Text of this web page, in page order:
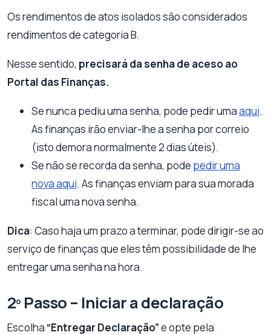
Os rendimentos de atos isolados são considerados
rendimentos de categoria B.
Nesse sentido, precisará da senha de aceso ao
Portal das Finanças.
Se nunca pediu uma senha, pode pedir umaaqui.
As finanças irão enviar-lhe a senha por correio
(isto demora normalmente 2 dias úteis).
Se não se recorda da senha, pode pedir uma
nova aqui. As finanças enviam para sua morada
fiscal uma nova senha.
Dica: Caso haja um prazo a terminar, pode dirigir-se ao
serviço de finanças que eles têm possibilidade de lhe
entregar uma senha na hora.
2º Passo – Iniciar a declaração
Escolha “Entregar Declaração”e opte pela